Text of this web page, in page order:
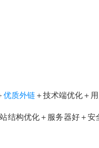
优质外链 ＋技术端优化＋
结构优化＋服务器好＋